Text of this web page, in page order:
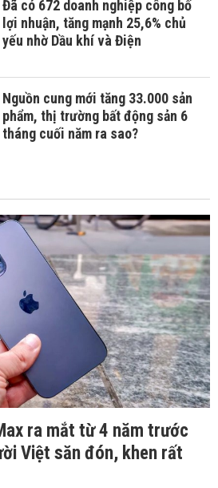
Đã có 672 doanh nghiệp công bố
lợi nhuận, tăng mạnh 25,6% chủ
yếu nhờ Dầu khí và Điện
Nguồn cung mới tăng 33.000 sản
phẩm, thị trường bất động sản 6
tháng cuối năm ra sao?
ra mắt từ 4 năm trước
Việt săn đón, khen rất